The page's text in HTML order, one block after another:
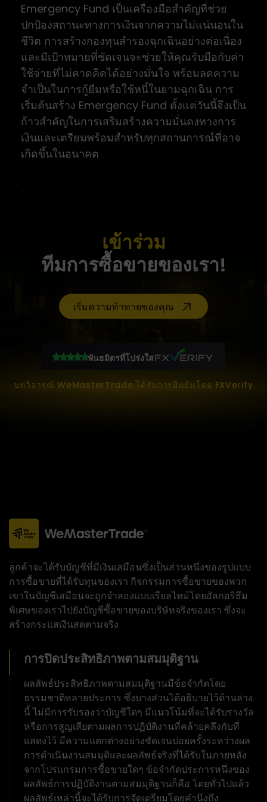
Emergency Fund เป็นเครื่องมือสำคัญที่ช่วย
ปกป้องสถานะทางการเงินจากความไม่แน่นอนใน
ชีวิต การสร้างกองทุนสำรองฉุกเฉินอย่างต่อเนื่อง
และมีเป้าหมายที่ชัดเจนจะช่วยให้คุณรับมือกับค่า
ใช้จ่ายที่ไม่คาดคิดได้อย่างมั่นใจ พร้อมลดความ
จำเป็นในการกู้ยืมหรือใช้หนี้ในยามฉุกเฉิน การ
เริ่มต้นสร้าง Emergency Fund ตั้งแต่วันนี้จึงเป็น
ก้าวสำคัญในการเสริมสร้างความมั่นคงทางการ
เงินและเตรียมพร้อมสำหรับทุกสถานการณ์ที่อาจ
เกิดขึ้นในอนาคต
เข้าร่วม
ทีมการซื้อขายของเรา!
เริ่มความท้าทายของคุณ
พันธมิตรที่โปร่งใส
บทวิจารณ์ WeMasterTrade ได้รับการยืนยันโดย FXVerify
ลูกค้าจะได้รับบัญชีที่มีเงินเสมือนซึ่งเป็นส่วนหนึ่งของรูปแบบ
การซื้อขายที่ได้รับทุนของเรา กิจกรรมการซื้อขายของพวก
เขาในบัญชีเสมือนจะถูกจำลองแบบเรียลไทม์โดยอัลกอริธึม
พิเศษของเราไปยังบัญชีซื้อขายของบริษัทจริงของเรา ซึ่งจะ
สร้างกระแสเงินสดตามจริง
การปิดประสิทธิภาพตามสมมุติฐาน
ผลลัพธ์ประสิทธิภาพตามสมมุติฐานมีข้อจำกัดโดย
ธรรมชาติหลายประการ ซึ่งบางส่วนได้อธิบายไว้ด้านล่าง
นี้ ไม่มีการรับรองว่าบัญชีใดๆ มีแนวโน้มที่จะได้รับรางวัล
หรือการสูญเสียตามผลการปฏิบัติงานที่คล้ายคลึงกับที่
แสดงไว้ มีความแตกต่างอย่างชัดเจนบ่อยครั้งระหว่างผล
การดำเนินงานสมมุติและผลลัพธ์จริงที่ได้รับในภายหลัง
จากโปรแกรมการซื้อขายใดๆ ข้อจำกัดประการหนึ่งของ
ผลลัพธ์การปฏิบัติงานตามสมมุติฐานก็คือ โดยทั่วไปแล้ว
ผลลัพธ์เหล่านี้จะได้รับการจัดเตรียมโดยคำนึงถึง